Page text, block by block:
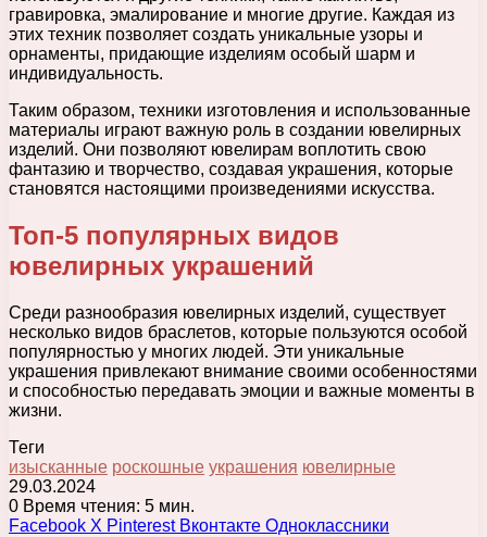
гравировка, эмалирование и многие другие. Каждая из
этих техник позволяет создать уникальные узоры и
орнаменты, придающие изделиям особый шарм и
индивидуальность.
Таким образом, техники изготовления и использованные
материалы играют важную роль в создании ювелирных
изделий. Они позволяют ювелирам воплотить свою
фантазию и творчество, создавая украшения, которые
становятся настоящими произведениями искусства.
Топ-5 популярных видов
ювелирных украшений
Среди разнообразия ювелирных изделий, существует
несколько видов браслетов, которые пользуются особой
популярностью у многих людей. Эти уникальные
украшения привлекают внимание своими особенностями
и способностью передавать эмоции и важные моменты в
жизни.
Теги
изысканные роскошные украшения ювелирные
29.03.2024
0 Время чтения: 5 мин.
Facebook X Pinterest Вконтакте Одноклассники